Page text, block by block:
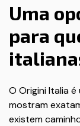
Uma
para
O Origini Italia
mostram
existem